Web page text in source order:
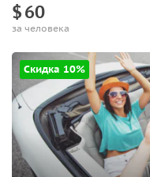
$60
за человека
Скидка 10%